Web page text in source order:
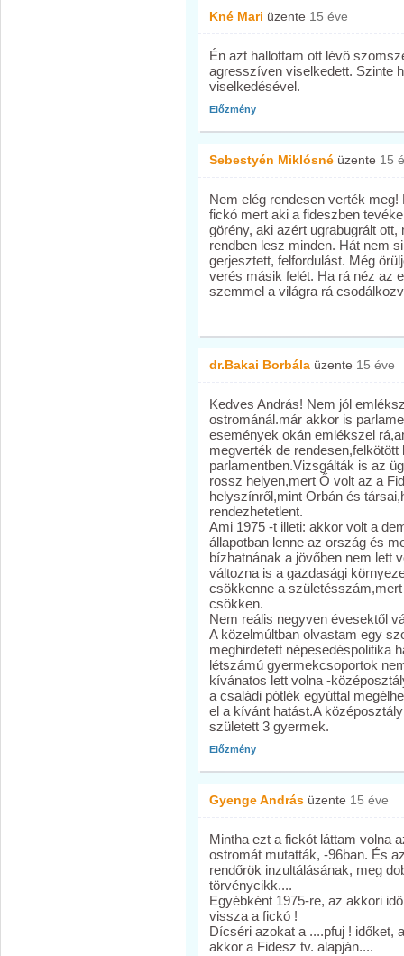
Kné Mari üzente 15 éve
Én azt hallottam ott lévő
agresszíven viselkedett. Szinte
viselkedésével.
Előzmény
Sebestyén Miklósné üzente 15
Nem elég rendesen verték
fickó mert aki a fideszben
görény, aki azért ugrabugrált
rendben lesz minden. Hát nem
gerjesztett, felfordulást. Még
verés másik felét. Ha rá néz az
szemmel a világra rá
dr.Bakai Borbála üzente 15 éve
Kedves András! Nem jól
ostrománál.már akkor is
események okán emlékszel
megverték de
parlamentben.Vizsgálták is az
rossz helyen,mert Ő volt az a
helyszínről,mint Orbán és
rendezhetetlent.
Ami 1975 -t illeti: akkor volt a
állapotban lenne az ország és
bízhatnának a jövőben nem lett
változna is a gazdasági
csökkenne a
csökken.
Nem reális negyven évesektől
A közelmúltban olvastam egy
meghirdetett népesedéspolitika
létszámú gyermekcsoportok
kívánatos lett volna -
a családi pótlék egyúttal
el a kívánt hatást.A
született 3 gyermek.
Előzmény
Gyenge András üzente 15 éve
Mintha ezt a fickót láttam volna
ostromát mutatták, -96ban. És
rendőrök inzultálásának, meg
törvénycikk....
Egyébként 1975-re, az akkori
vissza a fickó !
Dícséri azokat a ....pfuj ! időket,
akkor a Fidesz tv. alapján....